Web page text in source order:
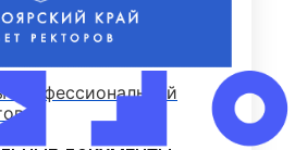
профессиональной